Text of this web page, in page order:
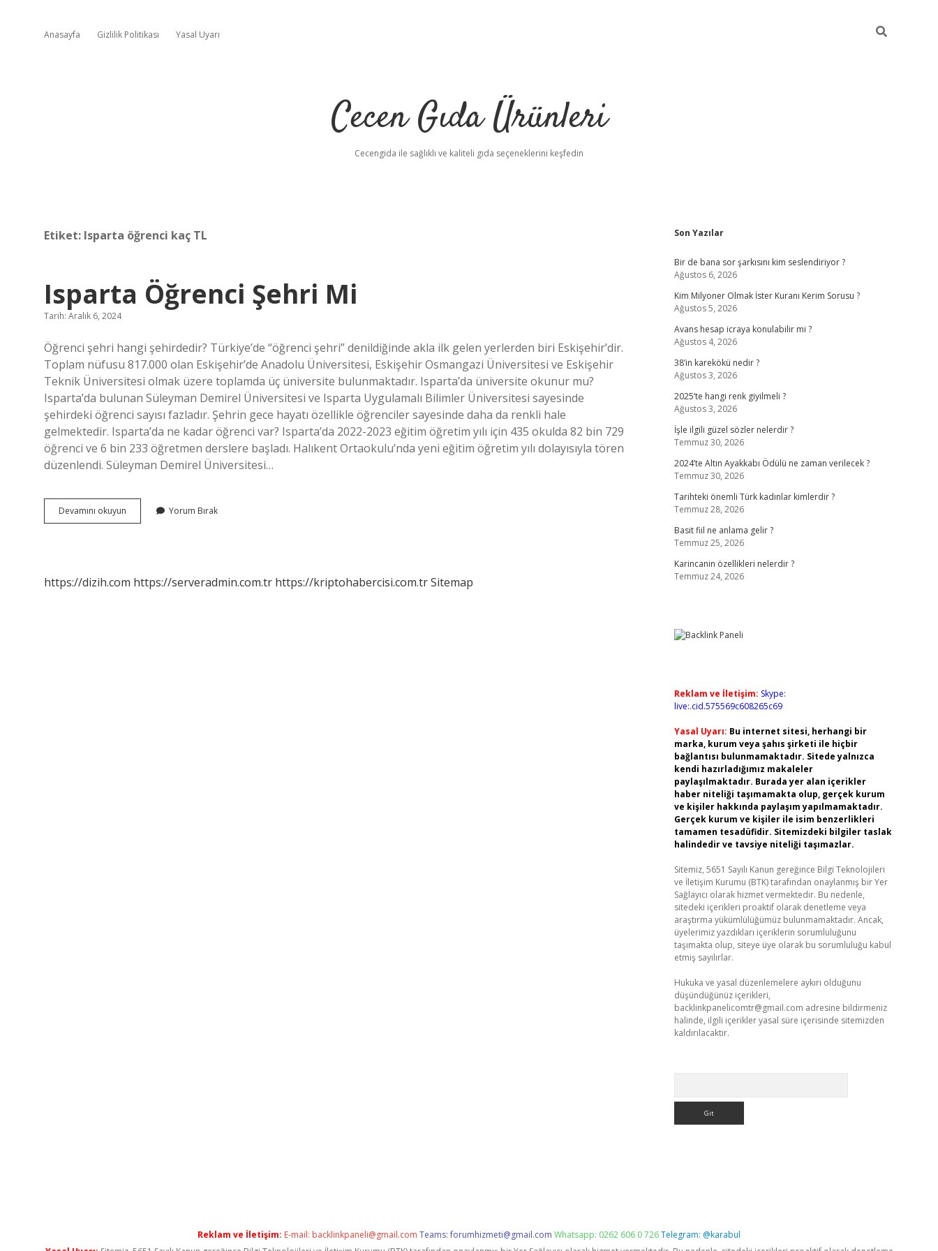
Anasayfa Gizlilik Politikası Yasal Uyarı
Cecen Gıda Ürünleri
Cecengida ile sağlıklı ve kaliteli gıda seçeneklerini keşfedin
Etiket: Isparta öğrenci kaç TL
Isparta Öğrenci Şehri Mi
Tarih: Aralık 6, 2024
Öğrenci şehri hangi şehirdedir? Türkiye’de “öğrenci şehri” denildiğinde akla ilk gelen yerlerden biri Eskişehir’dir.
Toplam nüfusu 817.000 olan Eskişehir’de Anadolu Üniversitesi, Eskişehir Osmangazi Üniversitesi ve Eskişehir
Teknik Üniversitesi olmak üzere toplamda üç üniversite bulunmaktadır. Isparta’da üniversite okunur mu?
Isparta’da bulunan Süleyman Demirel Üniversitesi ve Isparta Uygulamalı Bilimler Üniversitesi sayesinde
şehirdeki öğrenci sayısı fazladır. Şehrin gece hayatı özellikle öğrenciler sayesinde daha da renkli hale
gelmektedir. Isparta’da ne kadar öğrenci var? Isparta’da 2022-2023 eğitim öğretim yılı için 435 okulda 82 bin 729
öğrenci ve 6 bin 233 öğretmen derslere başladı. Halıkent Ortaokulu’nda yeni eğitim öğretim yılı dolayısıyla tören
düzenlendi. Süleyman Demirel Üniversitesi…
Devamını okuyun
Öğrenci
Yorum Bırak
https://dizih.com https://serveradmin.com.tr https://kriptohabercisi.com.trSitemap
Sidebar
Son Yazılar
Bir de bana sor şarkısını kim seslendiriyor ?
Ağustos 6, 2026
Kim Milyoner Olmak İster Kuranı Kerim Sorusu ?
Ağustos 5, 2026
Avans hesap icraya konulabilir mi ?
Ağustos 4, 2026
38’in karekökü nedir ?
Ağustos 3, 2026
2025’te hangi renk giyilmeli ?
Ağustos 3, 2026
İşle ilgili güzel sözler nelerdir ?
Temmuz 30, 2026
2024’te Altın Ayakkabı Ödülü ne zaman verilecek ?
Temmuz 30, 2026
Tarihteki önemli Türk kadınlar kimlerdir ?
Temmuz 28, 2026
Basit fiil ne anlama gelir ?
Temmuz 25, 2026
Karincanin özellikleri nelerdir ?
Temmuz 24, 2026
Reklam ve İletişim: Skype:
live:.cid.575569c608265c69
Yasal Uyarı: Bu internet sitesi, herhangi bir
marka, kurum veya şahıs şirketi ile hiçbir
bağlantısı bulunmamaktadır. Sitede yalnızca
kendi hazırladığımız makaleler
paylaşılmaktadır. Burada yer alan içerikler
haber niteliği taşımamakta olup, gerçek kurum
ve kişiler hakkında paylaşım yapılmamaktadır.
Gerçek kurum ve kişiler ile isim benzerlikleri
tamamen tesadüfidir. Sitemizdeki bilgiler taslak
halindedir ve tavsiye niteliği taşımazlar.
Sitemiz, 5651 Sayılı Kanun gereğince Bilgi Teknolojileri
ve İletişim Kurumu (BTK) tarafından onaylanmış bir Yer
Sağlayıcı olarak hizmet vermektedir. Bu nedenle,
sitedeki içerikleri proaktif olarak denetleme veya
araştırma yükümlülüğümüz bulunmamaktadır. Ancak,
üyelerimiz yazdıkları içeriklerin sorumluluğunu
taşımakta olup, siteye üye olarak bu sorumluluğu kabul
etmiş sayılırlar.
Hukuka ve yasal düzenlemelere aykırı olduğunu
düşündüğünüz içerikleri,
backlinkpanelicomtr@gmail.com adresine bildirmeniz
halinde, ilgili içerikler yasal süre içerisinde sitemizden
kaldırılacaktır.
Reklam ve İletişim: E-mail: backlinkpaneli@gmail.com Teams:forumhizmeti@gmail.com Whatsapp: 0262 606 0 726Telegram: @karabul